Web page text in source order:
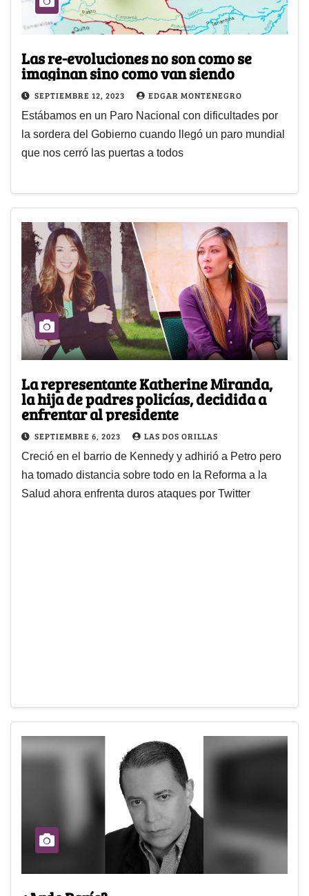
Las re-evoluciones no son como se
imaginan sino como van siendo
SEPTIEMBRE 12, 2023 EDGAR MONTENEGRO
Estábamos en un Paro Nacional con dificultades por
la sordera del Gobierno cuando llegó un paro mundial
que nos cerró las puertas a todos
La representante Katherine Miranda,
la hija de padres policías, decidida a
enfrentar al presidente
SEPTIEMBRE 6, 2023 LAS DOS ORILLAS
Creció en el barrio de Kennedy y adhirió a Petro pero
ha tomado distancia sobre todo en la Reforma a la
Salud ahora enfrenta duros ataques por Twitter